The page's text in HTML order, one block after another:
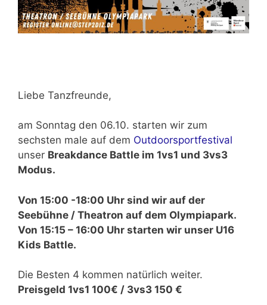
Liebe Tanzfreunde,
am Sonntag den 06.10. starten wir zum
sechsten male auf dem Outdoorsportfestival
unser Breakdance Battle im 1vs1 und 3vs3
Modus.
Von 15:00 -18:00 Uhr sind wir auf der
Seebühne / Theatron auf dem Olympiapark.
Von 15:15 – 16:00 Uhr starten wir unser U16
Kids Battle.
Die Besten 4 kommen natürlich weiter.
Preisgeld 1vs1 100€ / 3vs3 150 €